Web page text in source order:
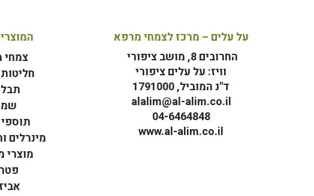
על עלים – מרכז לצמחי מרפא
החרובים 8, מושב ציפורי
וויז: על עלים ציפורי
ד"נ המוביל, 1791000
alalim@al-alim.co.il
04-6464848
www.al-alim.co.il
מינרלים
מוצרי